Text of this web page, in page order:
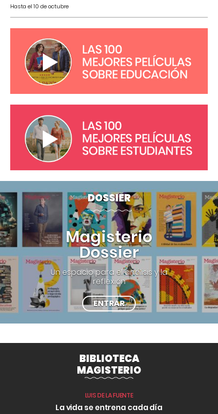
Hasta el 10 de octubre
DOSSIER
Magisterio
Dossier
Un espacio para el análisis y la
reflexión
ENTRAR
BIBLIOTECA
MAGISTERIO
LUIS DE LA FUENTE
La vida se entrena cada día